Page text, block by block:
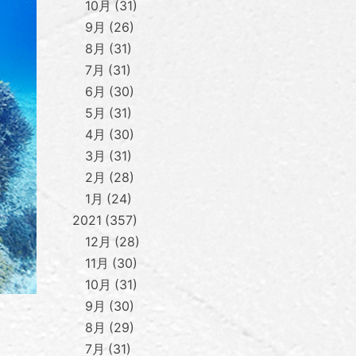
10月
31
9月
26
8月
31
7月
31
6月
30
5月
31
4月
30
3月
31
2月
28
1月
24
2021 357
12月
28
11月
30
10月
31
9月
30
8月
29
7月
31